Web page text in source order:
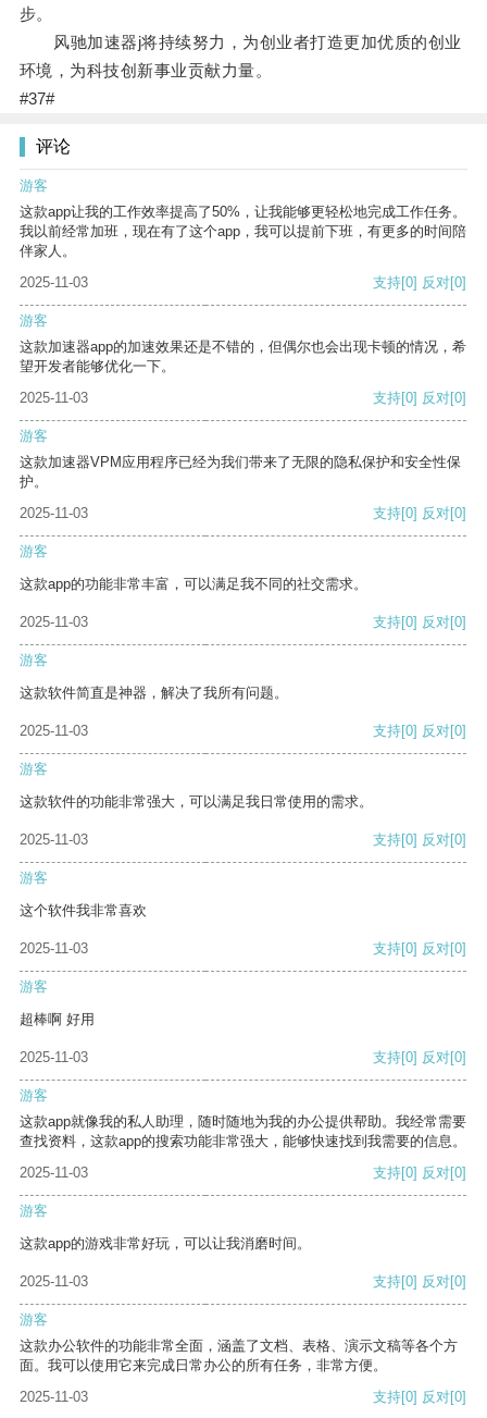
步。
风驰加速器j将持续努力，为创业者打造更加优质的创业
环境，为科技创新事业贡献力量。
#37#
评论
游客
这款app让我的工作效率提高了50%，让我能够更轻松地完成工作任务。
我以前经常加班，现在有了这个app，我可以提前下班，有更多的时间陪
伴家人。
2025-11-03
支持[0] 反对[0]
游客
这款加速器app的加速效果还是不错的，但偶尔也会出现卡顿的情况，希
望开发者能够优化一下。
2025-11-03
支持[0] 反对[0]
游客
这款加速器VPM应用程序已经为我们带来了无限的隐私保护和安全性保
护。
2025-11-03
支持[0] 反对[0]
游客
这款app的功能非常丰富，可以满足我不同的社交需求。
2025-11-03 支持[0] 反对[0]
游客
这款软件简直是神器，解决了我所有问题。
2025-11-03 支持[0] 反对[0]
游客
这款软件的功能非常强大，可以满足我日常使用的需求。
2025-11-03 支持[0] 反对[0]
游客
这个软件我非常喜欢
2025-11-03 支持[0] 反对[0]
游客
超棒啊 好用
2025-11-03 支持[0] 反对[0]
游客
这款app就像我的私人助理，随时随地为我的办公提供帮助。我经常需要
查找资料，这款app的搜索功能非常强大，能够快速找到我需要的信息。
2025-11-03
支持[0] 反对[0]
游客
这款app的游戏非常好玩，可以让我消磨时间。
2025-11-03 支持[0] 反对[0]
游客
这款办公软件的功能非常全面，涵盖了文档、表格、演示文稿等各个方
面。我可以使用它来完成日常办公的所有任务，非常方便。
2025-11-03
支持[0] 反对[0]